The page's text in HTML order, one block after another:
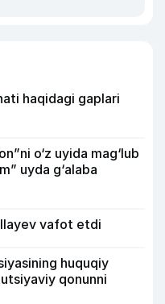
haqidagi gaplari
o‘z uyida mag‘lub
uyda g‘alaba
vafot etdi
huquqiy
qonunni